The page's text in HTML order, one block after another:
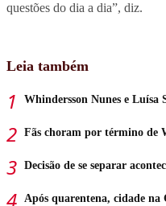
questões do dia a dia”, diz.
Leia também
Whindersson Nunes e Luísa
Fãs choram por término de
Decisão de se separar
Após quarentena, cidade